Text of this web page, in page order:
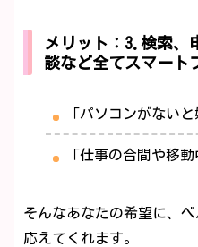
メリット：3.検索、
談など全てスマート
「パソコンがない
「仕事の合間や移
そんなあなたの希望に、
応えてくれます。